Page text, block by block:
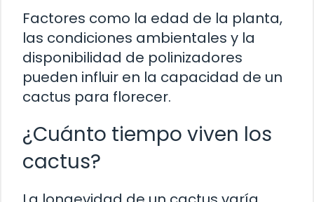
Factores como la edad de la planta,
las condiciones ambientales y la
disponibilidad de polinizadores
pueden influir en la capacidad de un
cactus para florecer.
¿Cuánto tiempo viven los
cactus?